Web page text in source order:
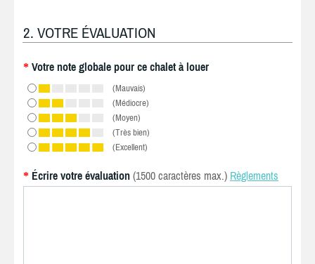
2. VOTRE ÉVALUATION
* Votre note globale pour ce chalet à louer
(Mauvais)
(Médiocre)
(Moyen)
(Très bien)
(Excellent)
* Écrire votre évaluation (1500 caractères max.) Règlements